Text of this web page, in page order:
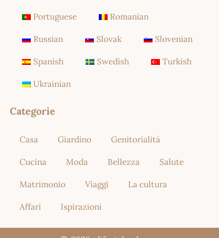
Portuguese Romanian
Russian Slovak Slovenian
Spanish Swedish Turkish
Ukrainian
Categorie
Casa Giardino Genitorialità
Cucina Moda Bellezza Salute
Matrimonio Viaggi La cultura
Affari Ispirazioni